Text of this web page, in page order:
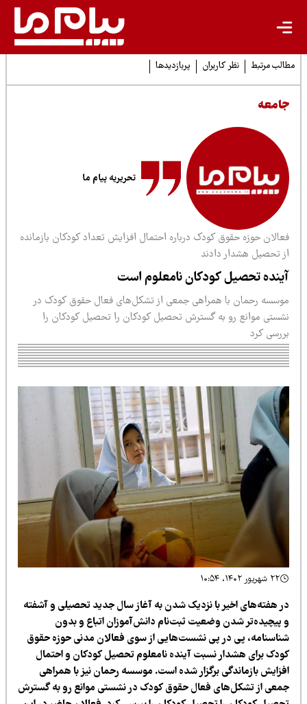
مرتبط نظر کاربران پربازدیدها
تحریریه پیام ما
حوزه حقوق کودک درباره احتمال افزایش تعداد کودکان بازمانده
تحصیل هشدار دادند
تحصیل کودکان نامعلوم است
رحمان با همراهی جمعی از تشکل‌های فعال حقوق کودک در
موانع رو به گسترش تحصیل کودکان را تحصیل کودکان را
کرد
هفته‌های اخیر با نزدیک شدن به آغاز سال جدید تحصیلی و آشفته‌
پیچیده‌تر شدن وضعیت ثبت‌نام دانش‌آموزان اتباع و بدون
پی در پی نشست‌هایی از سوی فعالان مدنی حوزه حقوق
برای هشدار نسبت آینده نامعلوم تحصیل کودکان و احتمال
بازماندگی برگزار شده است. موسسه رحمان نیز با همراهی
از تشکل‌های فعال حقوق کودک در نشستی موانع رو به گسترش